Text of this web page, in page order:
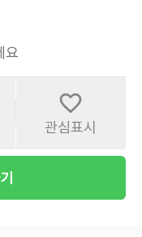
요
관심표시